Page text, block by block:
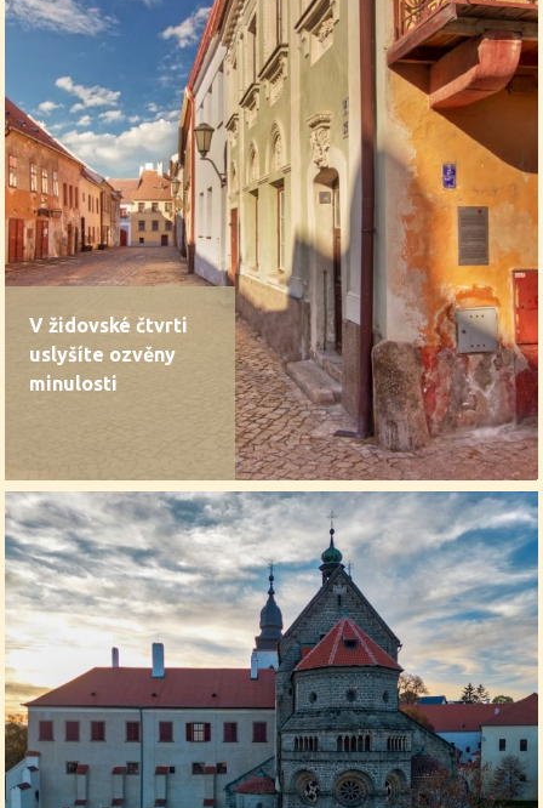
V židovské čtvrti
uslyšíte ozvěny
minulosti